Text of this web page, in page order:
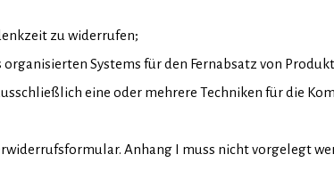
zu widerrufen;
organisierten Systems für den Fernabsatz von
eine oder mehrere Techniken für die
Anhang I muss nicht vorgelegt